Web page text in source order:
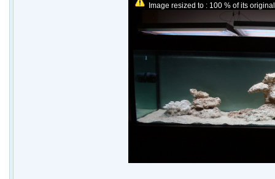
Image resized to : 100 % of its